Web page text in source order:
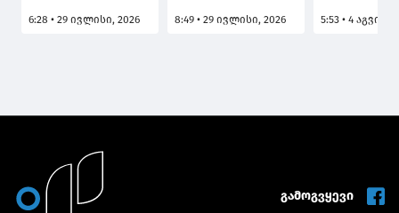
და სპორტის
6:28 • 29 ივლისი, 2026
რექტორმა
პერსპერქტივები
8:49 • 29 ივლისი, 2026
ცუკუბას
5:53 • 4
გამოგვყევი